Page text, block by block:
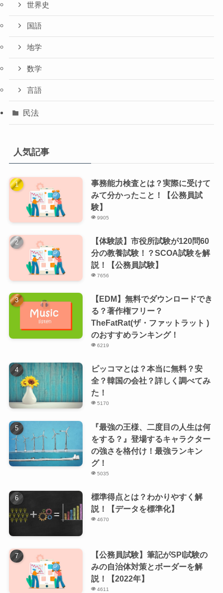
世界史
国語
地学
数学
言語
民法
人気記事
事務能力検査とは？実際に受けて
みて分かったこと！【公務員試
験】
9905
【体験談】市役所試験が120問60
分の教養試験！？SCOA試験を解
説！【公務員試験】
7656
【EDM】無料でダウンロードでき
る？著作権フリー？
TheFatRat(ザ・ファットラット )
のおすすめランキング！
6219
ピッコマとは？本当に無料？安
全？韓国の会社？詳しく調べてみ
た！
5170
『最強の王様、二度目の人生は何
をする？』登場するキャラクター
の強さを格付け！最強ランキン
グ！
5035
標準得点とは？わかりやすく解
説！【データを標準化】
4670
【公務員試験】筆記がSPI試験の
みの自治体対策とボーダーを解
説！【2022年】
4611